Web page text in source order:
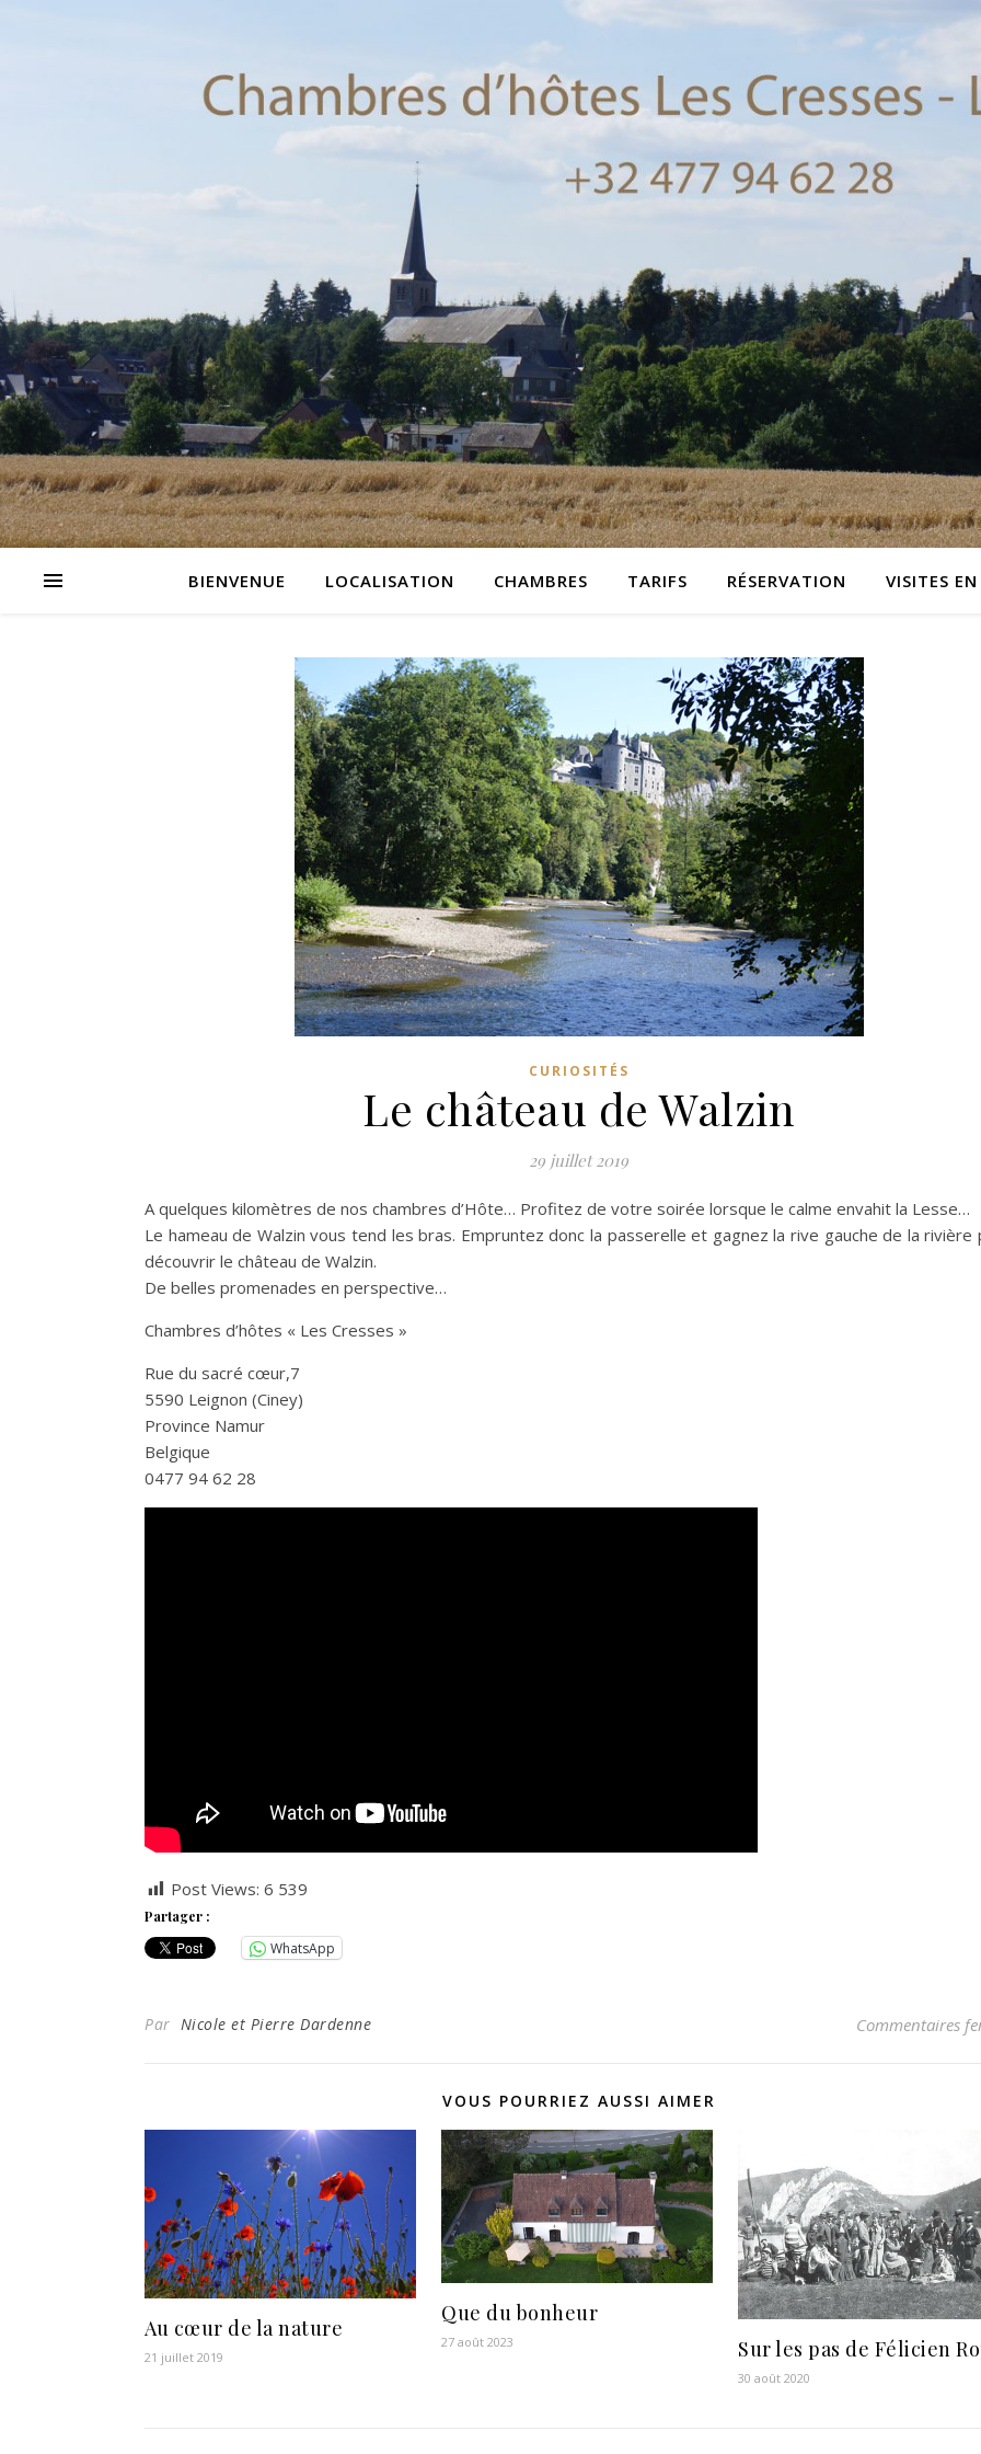
BIENVENUE LOCALISATION CHAMBRES TARIFS RÉSERVATION VISITES
CURIOSITÉS
Le château de Walzin
29 juillet 2019
A quelques kilomètres de nos chambres d’Hôte… Profitez de votre soirée lorsque le calme envahit la Lesse…
Le hameau de Walzin vous tend les bras. Empruntez donc la passerelle et gagnez la rive gauche de la rivière
découvrir le château de Walzin.
De belles promenades en perspective…
Chambres d’hôtes « Les Cresses »
Rue du sacré cœur,7
5590 Leignon (Ciney)
Province Namur
Belgique
0477 94 62 28
Post Views: 6 539
Partager :
WhatsApp
Par Nicole et Pierre Dardenne Commentaires
VOUS POURRIEZ AUSSI AIMER
Au cœur de la nature
21 juillet 2019
Que du bonheur
27 août 2023 Sur les pas de Félicien
30 août 2020